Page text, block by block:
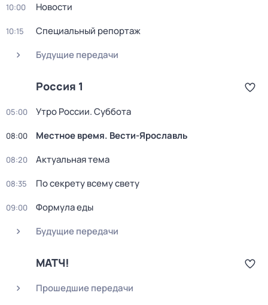
10:00 Новости
10:15
Специальный репортаж
Будущие передачи
Россия 1
05:00 Утро России. Суббота
08:00 Местное время. Вести-Ярославль
08:20 Актуальная тема
08:35 По секрету всему свету
09:00
Формула еды
Будущие передачи
МАТЧ!
Прошедшие передачи